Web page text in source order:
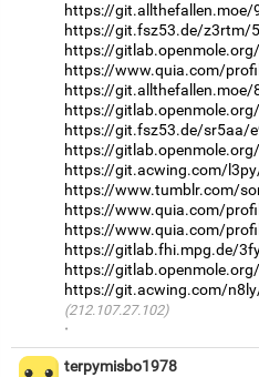
https://
https://git.fsz53.de/z3rtm/
https://
https://www.quia.com/
https://
https://
https://git.fsz53.de/sr5aa/
https://
https://git.acwing.com/
https://www.tumblr.com/
https://www.quia.com/
https://www.quia.com/
https://gitlab.fhi.mpg.de/
https://
https://git.acwing.com/
(212.107.27.102)
·
terpymisbo1978